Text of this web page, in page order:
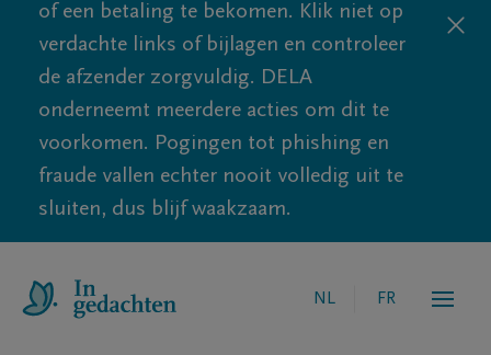
of een betaling te bekomen. Klik niet op
verdachte links of bijlagen en controleer
de afzender zorgvuldig. DELA
onderneemt meerdere acties om dit te
voorkomen. Pogingen tot phishing en
fraude vallen echter nooit volledig uit te
sluiten, dus blijf waakzaam.
NL FR